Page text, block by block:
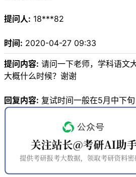
提问人: 18***82
时间: 2020-04-27 09:33
提问内容: 请问一下老师，学科语文
大概什么时候？谢谢
回复内容: 复试时间一般在5月中下旬